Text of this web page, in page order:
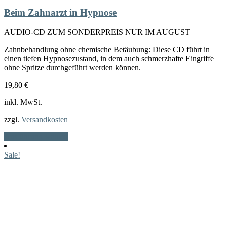
Beim Zahnarzt in Hypnose
AUDIO-CD ZUM SONDERPREIS NUR IM AUGUST
Zahnbehandlung ohne chemische Betäubung: Diese CD führt in
einen tiefen Hypnosezustand, in dem auch schmerzhafte Eingriffe
ohne Spritze durchgeführt werden können.
19,80 €
inkl. MwSt.
zzgl. Versandkosten
Sale!